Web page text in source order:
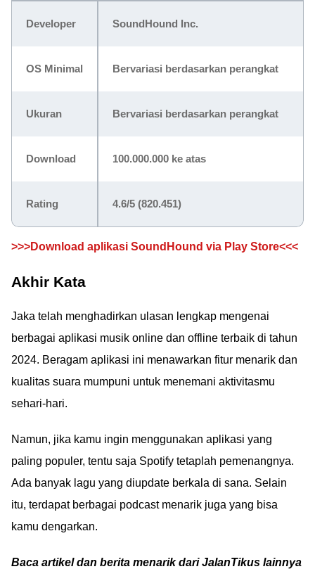
Developer SoundHound Inc.
OS Minimal Bervariasi berdasarkan perangkat
Ukuran Bervariasi berdasarkan perangkat
Download 100.000.000 ke atas
Rating 4.6/5 (820.451)
>>>Download aplikasi SoundHound via Play Store<<<
Akhir Kata
Jaka telah menghadirkan ulasan lengkap mengenai
berbagai aplikasi musik online dan offline terbaik di tahun
2024. Beragam aplikasi ini menawarkan fitur menarik dan
kualitas suara mumpuni untuk menemani aktivitasmu
sehari-hari.
Namun, jika kamu ingin menggunakan aplikasi yang
paling populer, tentu saja Spotify tetaplah pemenangnya.
Ada banyak lagu yang diupdate berkala di sana. Selain
itu, terdapat berbagai podcast menarik juga yang bisa
kamu dengarkan.
Baca artikel dan berita menarik dari JalanTikus lainnya